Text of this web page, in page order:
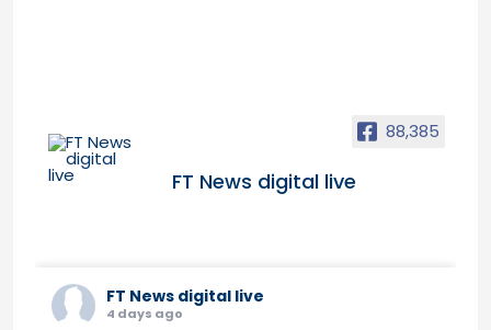
88,385
FT News digital live
FT News digital live
4 days ago